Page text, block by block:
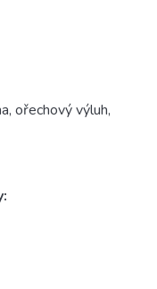
ořechový výluh,